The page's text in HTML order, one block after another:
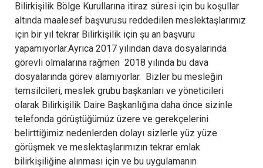
Bilirkişilik Bölge Kurullarına itiraz süresi için bu koşullar
altında maalesef başvurusu reddedilen meslektaşlarımız
için bir yıl tekrar Bilirkişilik için şu an başvuru
yapamıyorlar.Ayrıca 2017 yılından dava dosyalarında
görevli olmalarına rağmen 2018 yılında bu dava
dosyalarında görev alamıyorlar. Bizler bu mesleğin
temsilcileri, meslek grubu başkanları ve yöneticileri
olarak Bilirkişilik Daire Başkanlığına daha önce sizinle
telefonda görüştüğümüz üzere ve gerekçelerini
belirttiğimiz nedenlerden dolayı sizlerle yüz yüze
görüşmek ve meslektaşlarımızın tekrar emlak
bilirkişiliğine alınması için ve bu uygulamanın